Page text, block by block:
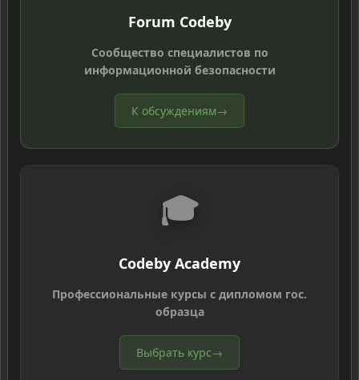
Forum Codeby
Сообщество специалистов по
информационной безопасности
К обсуждениям→
🎓
Codeby Academy
Профессиональные курсы с дипломом гос.
образца
Выбрать курс→